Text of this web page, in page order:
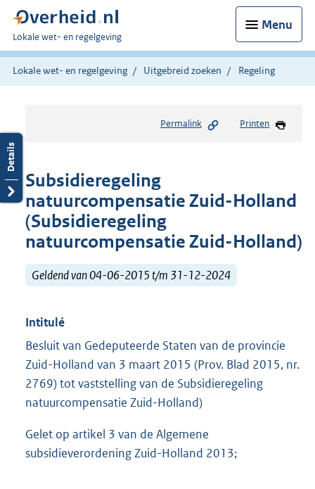
Menu
U
bent
hier:
Lokale wet- en regelgeving
Lokale wet- en regelgeving Uitgebreid zoeken Regeling
Permalink Printen
Subsidieregeling
natuurcompensatie Zuid-Holland
(Subsidieregeling
natuurcompensatie Zuid-Holland)
Geldend van 04-06-2015 t/m 31-12-2024
Intitulé
Besluit van Gedeputeerde Staten van de provincie
Zuid-Holland van 3 maart 2015 (Prov. Blad 2015, nr.
2769) tot vaststelling van de Subsidieregeling
natuurcompensatie Zuid-Holland)
Gelet op artikel 3 van de Algemene
subsidieverordening Zuid-Holland 2013;